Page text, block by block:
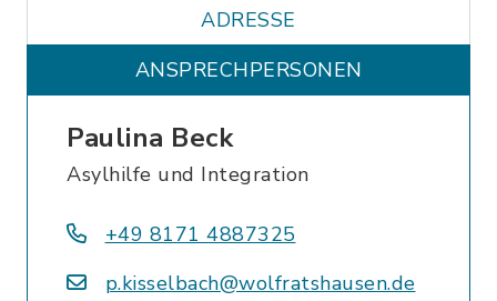
ADRESSE
ANSPRECHPERSONEN
Paulina Beck
Asylhilfe und Integration
+49 8171 4887325
p.kisselbach@wolfratshausen.de